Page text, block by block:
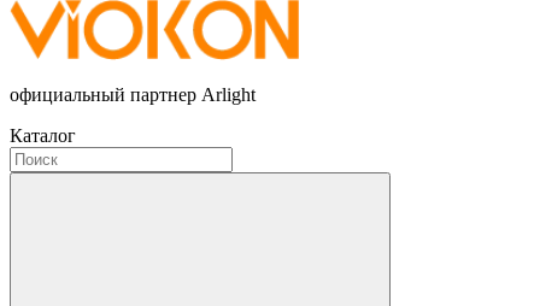
официальный партнер Arlight
Каталог